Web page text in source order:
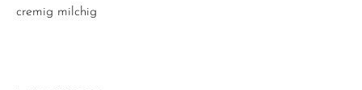
cremig milchig